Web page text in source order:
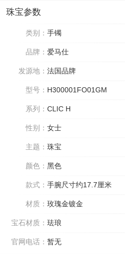
珠宝参数
类别： 手镯
品牌： 爱马仕
发源地： 法国品牌
型号： H300001FO01GM
系列： CLIC H
性别： 女士
主题： 珠宝
颜色： 黑色
款式： 手腕尺寸约17.7厘米
材质： 玫瑰金镀金
宝石材质： 珐琅
官网电话： 暂无